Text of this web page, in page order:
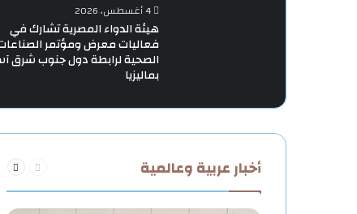
4 أغسطس، 2026
هيئة الدواء المصرية تشارك في
فعاليات معرض ومؤتمر
الصحية لرابطة دول جنوب شرق
بماليزيا
أخبار عربية وعالمية
الصفحة